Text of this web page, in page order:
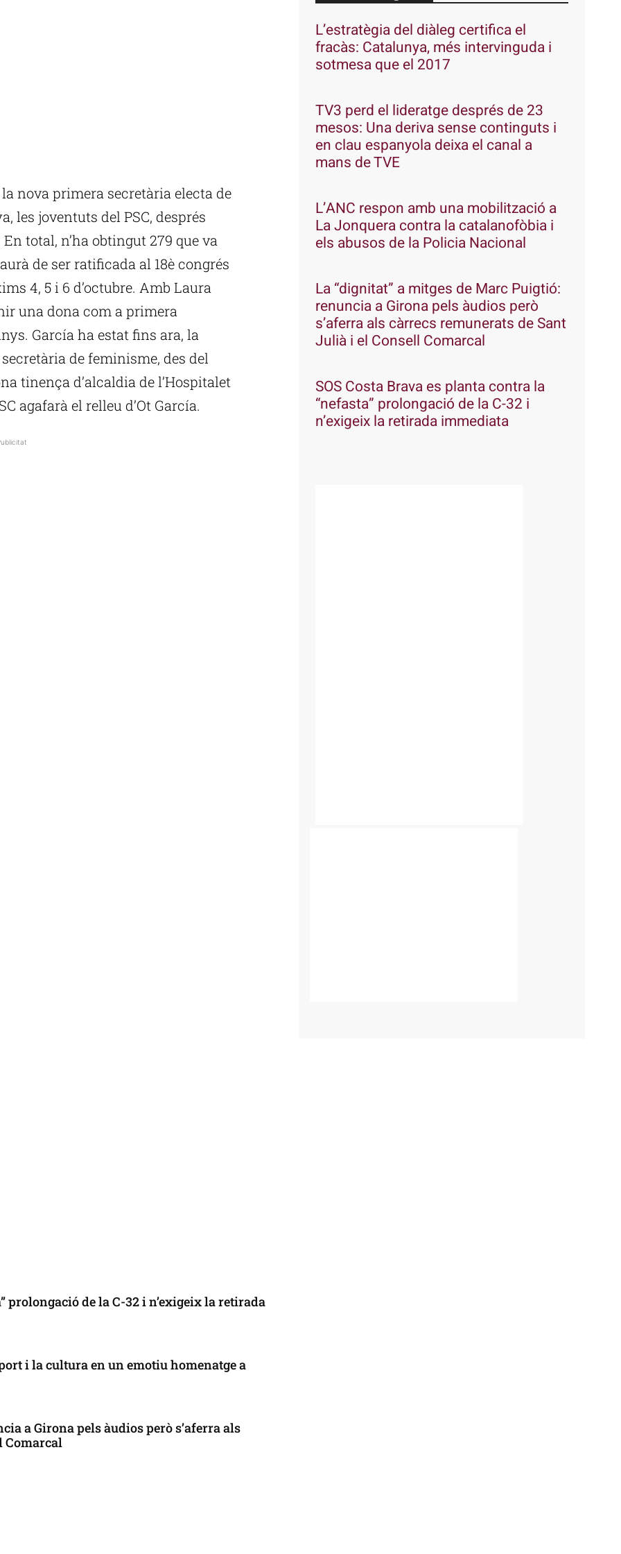
nova primera secretària electa de
les joventuts del PSC, després
total, n’ha obtingut 279 que va
de ser ratificada al 18è congrés
4, 5 i 6 d’octubre. Amb Laura
una dona com a primera
García ha estat fins ara, la
de feminisme, des del
tinença d’alcaldia de l’Hospitalet
agafarà el relleu d’Ot García.
prolongació de la C-32 i n’exigeix la retirada
i la cultura en un emotiu homenatge a
a Girona pels àudios però s’aferra als
Comarcal
L’estratègia del diàleg certifica el
fracàs: Catalunya, més intervinguda i
sotmesa que el 2017
TV3 perd el lideratge després de 23
mesos: Una deriva sense continguts i
en clau espanyola deixa el canal a
mans de TVE
L’ANC respon amb una mobilització a
La Jonquera contra la catalanofòbia i
els abusos de la Policia Nacional
La “dignitat” a mitges de Marc Puigtió:
renuncia a Girona pels àudios però
s’aferra als càrrecs remunerats de Sant
Julià i el Consell Comarcal
SOS Costa Brava es planta contra la
“nefasta” prolongació de la C-32 i
n’exigeix la retirada immediata